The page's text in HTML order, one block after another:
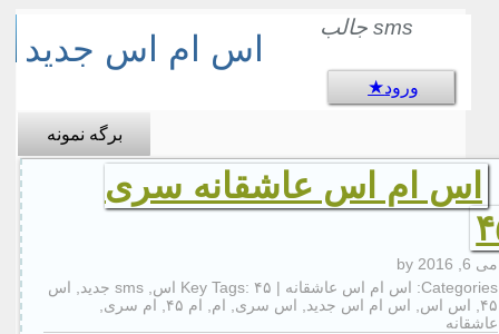
اس ام اس جدید
sms جالب
ورود
برگه نمونه
اس ام اس عاشقانه سری
می 6, 2016
by
Categories:
اس ام اس عاشقانه | Key Tags: ۴۵ اس , sms جدید , اس
۴۵, اس اس, اس ام اس جدید, اس سری, ام, ام ۴۵ , ام سری,
عاشقانه